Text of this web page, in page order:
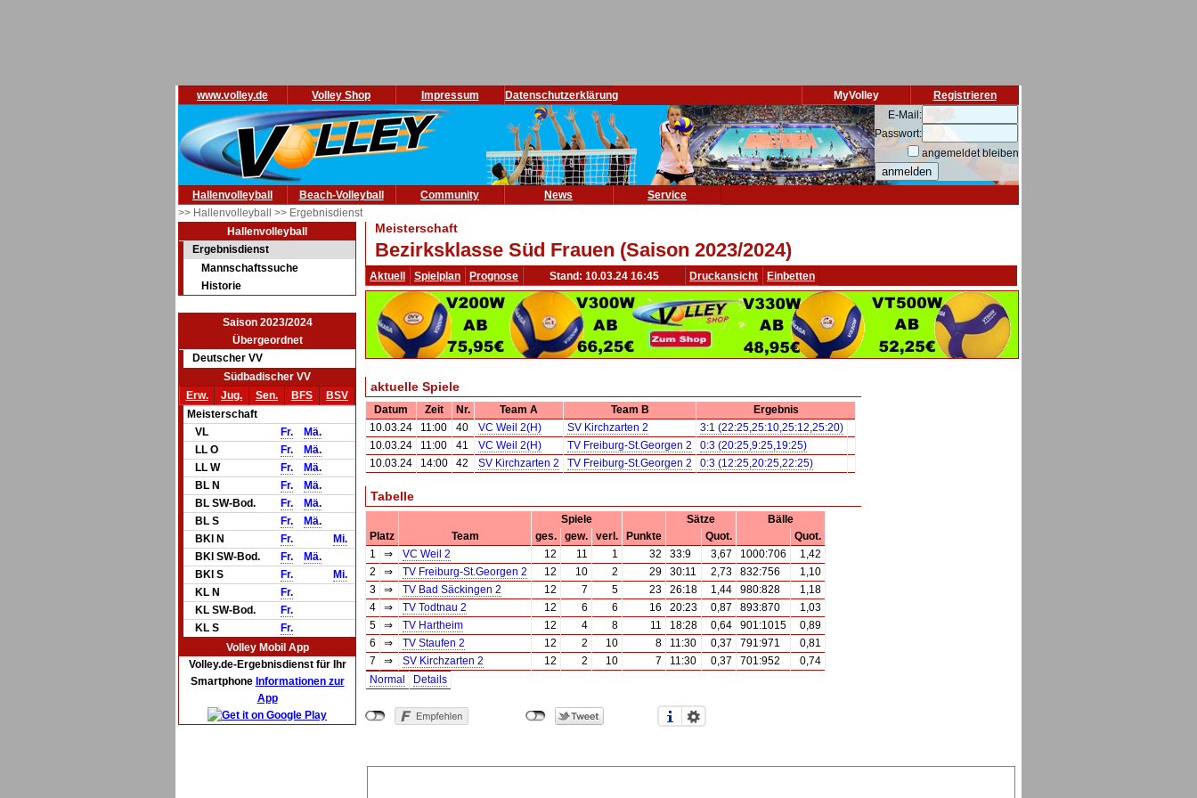
www.volley.de Volley Shop Impressum Datenschutzerklärung Registrieren
MyVolley
E-Mail:
Passwort:
angemeldet bleiben
Hallenvolleyball Beach-Volleyball Community News
Service
>> Hallenvolleyball >> Ergebnisdienst
Hallenvolleyball
Ergebnisdienst
Mannschaftssuche
Historie
Saison 2023/2024
Übergeordnet
Deutscher VV
Südbadischer VV
Erw.
Jug. Sen. BFS
BSV
Meisterschaft
VL
Fr.
Mä.
LL O
Fr.
Mä.
LL W
Fr.
Mä.
BL N
Fr.
Mä.
BL SW-Bod.
Fr.
Mä.
BL S
Fr.
Mä.
BKl N
Fr.
Mi.
BKl SW-Bod.
Fr.
Mä.
BKl S
Fr.
Mi.
KL N
Fr.
KL SW-Bod.
Fr.
KL S
Fr.
Volley Mobil App
Volley.de-Ergebnisdienst für Ihr
Smartphone Informationen zur
App
Meisterschaft
Bezirksklasse Süd Frauen (Saison 2023/2024)
Aktuell Spielplan Prognose Stand: 10.03.24 16:45 Druckansicht Einbetten
aktuelle Spiele
Datum Zeit Nr. Team A Team B
Ergebnis
10.03.24
11:00 40 VC Weil 2(H) SV Kirchzarten 2
3:1 (22:25,25:10,25:12,25:20)
10.03.24
11:00 41 VC Weil 2(H) TV Freiburg-St.Georgen 2
0:3 (20:25,9:25,19:25)
10.03.24
14:00 42 SV Kirchzarten 2 TV Freiburg-St.Georgen 2 0:3 (12:25,20:25,22:25)
Tabelle
Spiele Sätze
Bälle
Platz
Team ges. gew. verl. Punkte Quot.
Quot.
1
⇒ VC Weil 2 12 11 1 32 33:9 3,67 1000:706
1,42
2
⇒ TV Freiburg-St.Georgen 2 12 10 2 29 30:11 2,73 832:756
1,10
3
⇒ TV Bad Säckingen 2 12 7 5 23 26:18 1,44 980:828
1,18
4
⇒ TV Todtnau 2 12 6 6 16 20:23 0,87 893:870
1,03
5
⇒ TV Hartheim 12 4 8 11 18:28 0,64 901:1015
0,89
6
⇒ TV Staufen 2 12 2 10 8 11:30 0,37 791:971
0,81
7
⇒ SV Kirchzarten 2 12 2 10 7 11:30 0,37 701:952
0,74
Normal
Details